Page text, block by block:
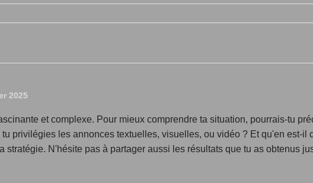
2025
et complexe. Pour mieux comprendre ta situation, pourrais-tu
privilégies les annonces textuelles, visuelles, ou vidéo ? Et qu'en est-il
stratégie. N'hésite pas à partager aussi les résultats que tu as obtenus